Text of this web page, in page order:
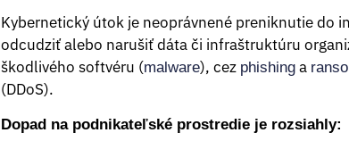
Kybernetický útok je neoprávnené preniknutie do
odcudziť alebo narušiť dáta či infraštruktúru
škodlivého softvéru (malware), cez phishinga
(DDoS).
Dopad na podnikateľské prostredie je rozsiahly: